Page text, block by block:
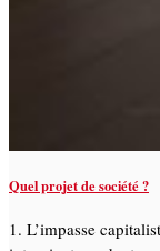
Quel projet de société ?
1. L’impasse